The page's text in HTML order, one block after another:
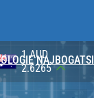
NAJBOGATSI
100 JPY
2.3565